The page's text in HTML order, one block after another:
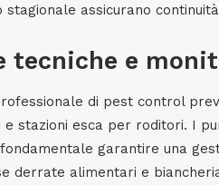
stagionale assicurano
tecniche e
di pest control
stazioni esca per roditori. I
fondamentale garantire una
derrate alimentari e